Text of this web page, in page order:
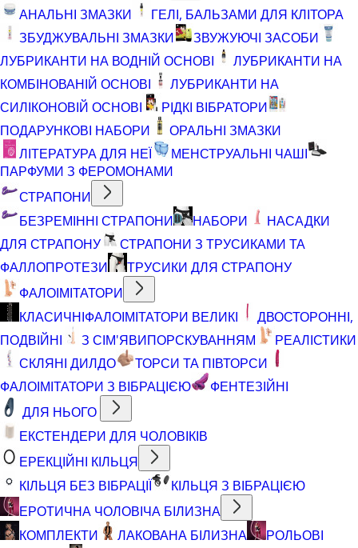
АНАЛЬНІ ЗМАЗКИ
ГЕЛІ, БАЛЬЗАМИ ДЛЯ КЛІТОРА
ЗБУДЖУВАЛЬНІ ЗМАЗКИ
ЗВУЖУЮЧІ ЗАСОБИ
ЛУБРИКАНТИ НА ВОДНІЙ ОСНОВІ
ЛУБРИКАНТИ НА
КОМБІНОВАНІЙ ОСНОВІ
ЛУБРИКАНТИ НА
СИЛІКОНОВІЙ ОСНОВІ
РІДКІ ВІБРАТОРИ
ПОДАРУНКОВІ НАБОРИ
ОРАЛЬНІ ЗМАЗКИ
ЛІТЕРАТУРА ДЛЯ НЕЇ
МЕНСТРУАЛЬНІ ЧАШІ
ПАРФУМИ З ФЕРОМОНАМИ
СТРАПОНИ
БЕЗРЕМІННІ СТРАПОНИ
НАБОРИ
НАСАДКИ
ДЛЯ СТРАПОНУ
СТРАПОНИ З ТРУСИКАМИ ТА
ФАЛЛОПРОТЕЗИ
ТРУСИКИ ДЛЯ СТРАПОНУ
ФАЛОІМІТАТОРИ
КЛАСИЧНІФАЛОІМІТАТОРИ ВЕЛИКІ
ДВОСТОРОННІ,
ПОДВІЙНІ
З СІМ'ЯВИПОРСКУВАННЯМ
РЕАЛІСТИКИ
СКЛЯНІ ДИЛДО
ТОРСИ ТА ПІВТОРСИ
ФАЛОІМІТАТОРИ З ВІБРАЦІЄЮ
ФЕНТЕЗІЙНІ
ДЛЯ НЬОГО
ЕКСТЕНДЕРИ ДЛЯ ЧОЛОВІКІВ
ЕРЕКЦІЙНІ КІЛЬЦЯ
КІЛЬЦЯ БЕЗ ВІБРАЦІЇ
КІЛЬЦЯ З ВІБРАЦІЄЮ
ЕРОТИЧНА ЧОЛОВІЧА БІЛИЗНА
КОМПЛЕКТИ
ЛАКОВАНА БІЛИЗНА
РОЛЬОВІ